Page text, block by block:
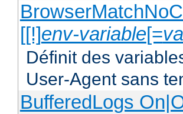
[[!]env-variable[=
Définit des
User-Agent sans
BufferedLogs